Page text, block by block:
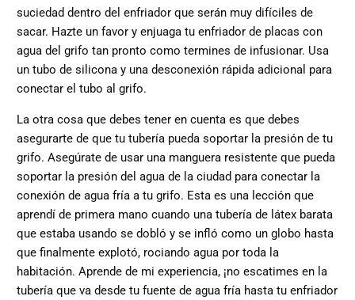
suciedad dentro del enfriador que serán muy difíciles de
sacar. Hazte un favor y enjuaga tu enfriador de placas con
agua del grifo tan pronto como termines de infusionar. Usa
un tubo de silicona y una desconexión rápida adicional para
conectar el tubo al grifo.
La otra cosa que debes tener en cuenta es que debes
asegurarte de que tu tubería pueda soportar la presión de tu
grifo. Asegúrate de usar una manguera resistente que pueda
soportar la presión del agua de la ciudad para conectar la
conexión de agua fría a tu grifo. Esta es una lección que
aprendí de primera mano cuando una tubería de látex barata
que estaba usando se dobló y se infló como un globo hasta
que finalmente explotó, rociando agua por toda la
habitación. Aprende de mi experiencia, ¡no escatimes en la
tubería que va desde tu fuente de agua fría hasta tu enfriador